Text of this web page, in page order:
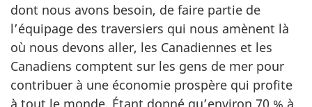
dont nous avons besoin, de faire partie de
l’équipage des traversiers qui nous amènent là
où nous devons aller, les Canadiennes et les
Canadiens comptent sur les gens de mer pour
contribuer à une économie prospère qui profite
à tout le monde. Étant donné qu’environ 70 % à